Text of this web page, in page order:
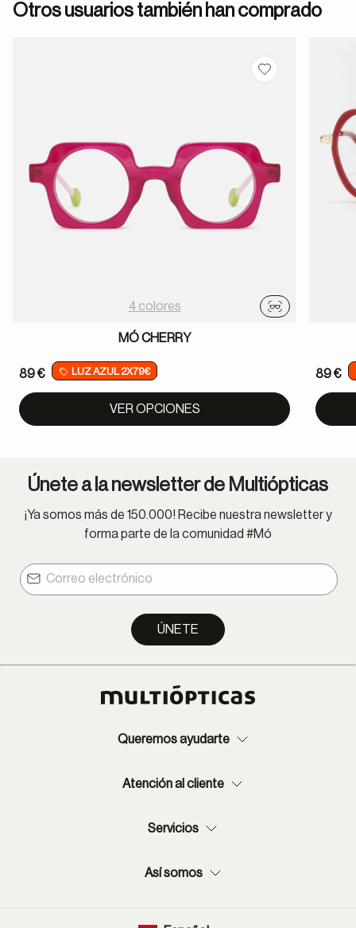
Otros usuarios también han comprado
Guardar en
4 colores
Probador
MÓ CHERRY
89 € LUZ AZUL 2X79€
VER OPCIONES
89 €
Únete a la newsletter de Multiópticas
¡Ya somos más de 150.000! Recibe nuestra newsletter y
forma parte de la comunidad #Mó
ÚNETE
Queremos ayudarte
Atención al cliente
Servicios
Así somos